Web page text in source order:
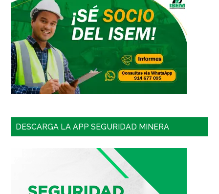
DESCARGA LA APP SEGURIDAD MINERA